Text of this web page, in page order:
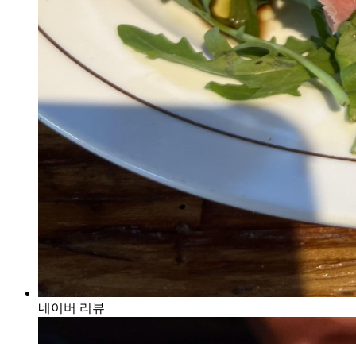
네이버 리뷰